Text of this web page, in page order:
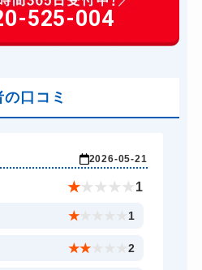
11,000円～(税込)
6,600円～(税込)
13,200円～(税込)
16,500円～(税込)
8,800円～(税込)
8,800円～(税込)
525-004
の口コミ
2026-05-21
★★ ★ ★ ★ 1
★ 1
★★ 2